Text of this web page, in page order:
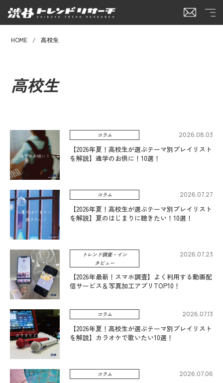
HOME 高校生
高校生
コラム 2026.08.03
【2026年夏！高校生が選ぶテーマ別プレイリスト
を解説】通学のお供に！10選！
コラム 2026.07.27
【2026年夏！高校生が選ぶテーマ別プレイリスト
を解説】夏のはじまりに聴きたい！10選！
トレンド調査・イン
タビュー
2026.07.23
【2026年最新！スマホ調査】よく利用する動画配
信サービス＆写真加工アプリTOP10！
コラム 2026.07.13
【2026年夏！高校生が選ぶテーマ別プレイリスト
を解説】カラオケで歌いたい10選！
コラム 2026.07.06